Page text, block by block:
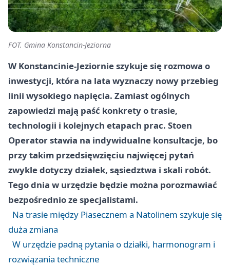
FOT. Gmina Konstancin-Jeziorna
W Konstancinie-Jeziornie szykuje się rozmowa o
inwestycji, która na lata wyznaczy nowy przebieg
linii wysokiego napięcia. Zamiast ogólnych
zapowiedzi mają paść konkrety o trasie,
technologii i kolejnych etapach prac. Stoen
Operator stawia na indywidualne konsultacje, bo
przy takim przedsięwzięciu najwięcej pytań
zwykle dotyczy działek, sąsiedztwa i skali robót.
Tego dnia w urzędzie będzie można porozmawiać
bezpośrednio ze specjalistami.
Na trasie między Piasecznem a Natolinem szykuje się
duża zmiana
W urzędzie padną pytania o działki, harmonogram i
rozwiązania techniczne